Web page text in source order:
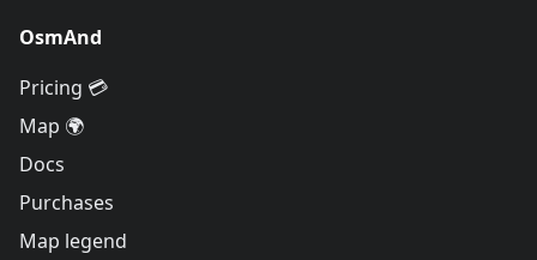
OsmAnd
Pricing 💳
Map 🌍
Docs
Purchases
Map legend